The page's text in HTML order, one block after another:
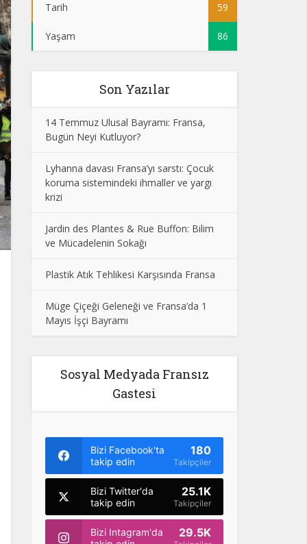
Tarih 59
Yaşam 86
Son Yazılar
14 Temmuz Ulusal Bayramı: Fransa,
Bugün Neyi Kutluyor?
Lyhanna davası Fransa’yı sarstı: Çocuk
koruma sistemindeki ihmaller ve yargı
krizi
Jardin des Plantes & Rue Buffon: Bilim
ve Mücadelenin Sokağı
Plastik Atık Tehlikesi Karşısında Fransa
Müge Çiçeği Geleneği ve Fransa’da 1
Mayıs İşçi Bayramı
Sosyal Medyada Fransız
Gastesi
Bizi Facebook'ta
takip edin
180
Takipçiler
Bizi Twitter'da
takip edin
25.1K
Takipçiler
Bizi Intagram'da
29.5K